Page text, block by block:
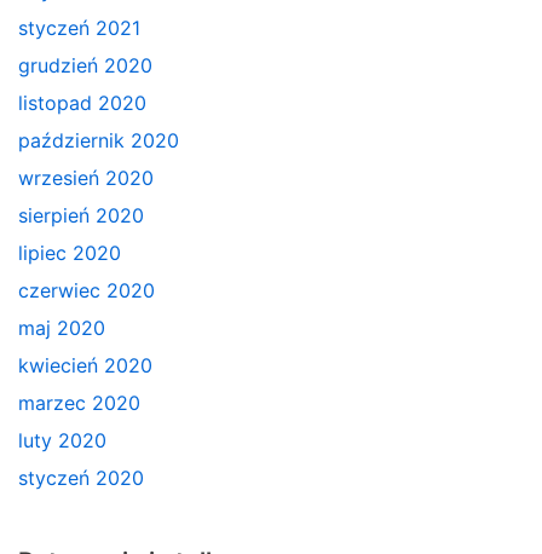
styczeń 2021
grudzień 2020
listopad 2020
październik 2020
wrzesień 2020
sierpień 2020
lipiec 2020
czerwiec 2020
maj 2020
kwiecień 2020
marzec 2020
luty 2020
styczeń 2020